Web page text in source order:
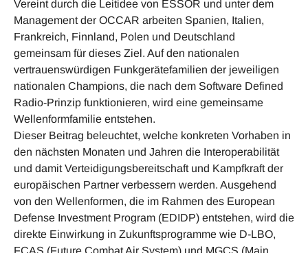
Vereint durch die Leitidee von ESSOR und unter dem
Management der OCCAR arbeiten Spanien, Italien,
Frankreich, Finnland, Polen und Deutschland
gemeinsam für dieses Ziel. Auf den nationalen
vertrauens­würdigen Funkgerätefamilien der jeweiligen
nationalen Champions, die nach dem Software Defined
Ra­dio-Prinzip funktionieren, wird eine gemeinsame
Wellenformfamilie entstehen.
Dieser Beitrag beleuchtet, welche konkreten Vorhaben in
den nächsten Monaten und Jahren die Inter­operabilität
und damit Verteidigungsbereitschaft und Kampfkraft der
europäischen Partner verbessern werden. Ausgehend
von den Wellenformen, die im Rahmen des European
Defense Investment Program (EDIDP) entstehen, wird die
direkte Einwirkung in Zukunftsprogramme wie D-LBO,
FCAS (Future Combat Air System) und MGCS (Main